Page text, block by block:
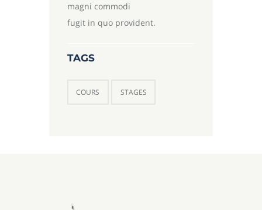
magni commodi
fugit in quo provident.
TAGS
COURS STAGES